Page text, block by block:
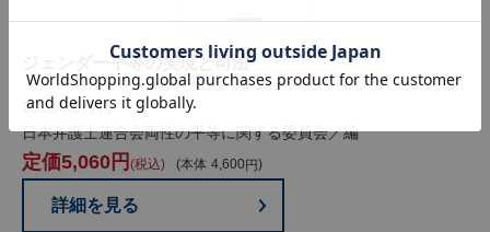
ジェンダー平等の実現と司法
2023年5月刊
日本弁護士連合会両性の平等に関する委員会／編
本体 4,600
5,060 税込
詳細を見る